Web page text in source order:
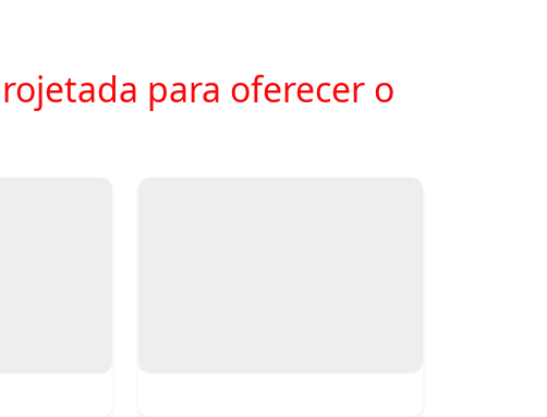
para oferecer o